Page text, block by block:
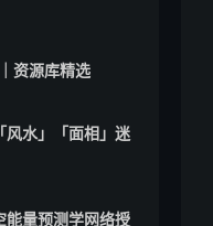
资源库精选
风水」「面相」迷
能量预测学网络授